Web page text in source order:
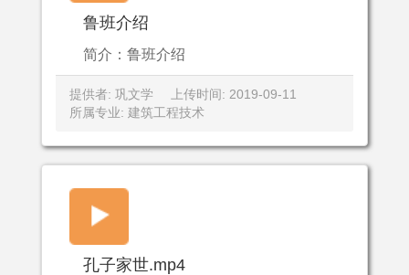
鲁班介绍
简介：鲁班介绍
提供者: 巩文学
上传时间: 2019-09-11
所属专业: 建筑工程技术
孔子家世.mp4